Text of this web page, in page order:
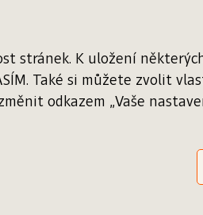
Nápověda
Kontakty
Registrace knihkupce
stránek. K uložení
Také si můžete zvolit
odkazem „Vaše